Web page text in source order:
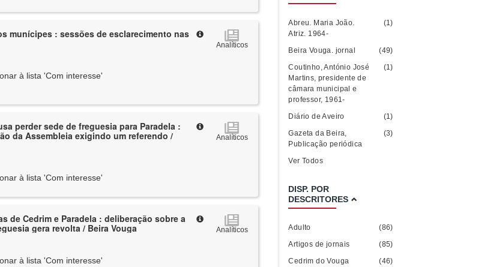
munícipes : sessões de esclarecimento nas
Analíticos
à lista 'Com interesse'
perder sede de freguesia para Paradela :
da Assembleia exigindo um referendo /
Analíticos
à lista 'Com interesse'
de Cedrim e Paradela : deliberação sobre a
gera revolta / Beira Vouga
Analíticos
à lista 'Com interesse'
Abreu. Maria João.
Atriz. 1964-
(1)
Beira Vouga. jornal
(49)
Coutinho, António José
Martins, presidente de
câmara municipal e
professor, 1961-
(1)
Diário de Aveiro
(1)
Gazeta da Beira,
Publicação periódica
(3)
Ver Todos
DISP. POR
DESCRITORES
Adulto
(86)
Artigos de jornais
(85)
Cedrim do Vouga
(46)